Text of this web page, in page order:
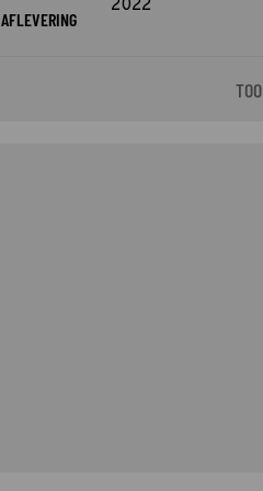
AFLEVERING
2022